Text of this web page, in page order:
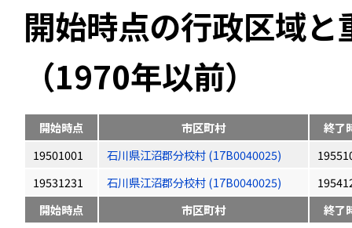
開始時点の行政区域
（1970年以前）
開始時点 市区町村
終了
19501001
石川県江沼郡分校村 (17B0040025)
19531231
石川県江沼郡分校村 (17B0040025)
開始時点
市区町村 終了